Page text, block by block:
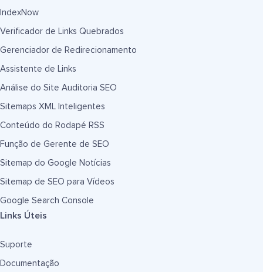
IndexNow
Verificador de Links Quebrados
Gerenciador de Redirecionamento
Assistente de Links
Análise do Site Auditoria SEO
Sitemaps XML Inteligentes
Conteúdo do Rodapé RSS
Função de Gerente de SEO
Sitemap do Google Notícias
Sitemap de SEO para Vídeos
Google Search Console
Links Úteis
Suporte
Documentação